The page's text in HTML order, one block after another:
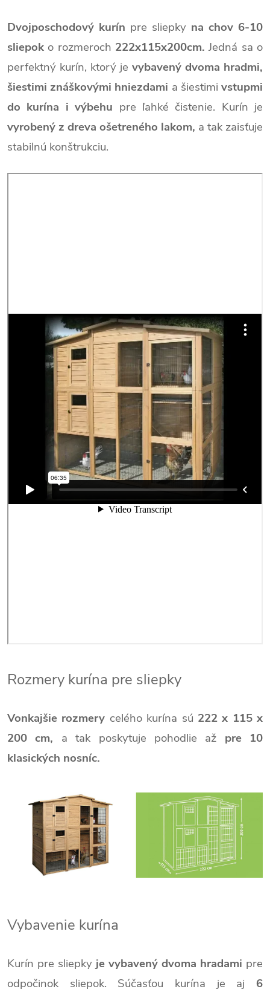
Dvojposchodový kurín pre sliepky na chov 6-10
sliepok o rozmeroch 222x115x200cm. Jedná sa o
perfektný kurín, ktorý je vybavený dvoma hradmi,
šiestimi znáškovými hniezdami a šiestimivstupmi
do kurína i výbehu pre ľahké čistenie. Kurín je
vyrobený z dreva ošetreného lakom, a tak zaisťuje
stabilnú konštrukciu.
Rozmery kurína pre sliepky
Vonkajšie rozmery celého kurína sú 222 x 115 x
200 cm, a tak poskytuje pohodlie až pre 10
klasických nosníc.
Vybavenie kurína
Kurín pre sliepkyje vybavený dvoma hradami pre
odpočinok sliepok. Súčasťou kurína je aj 6